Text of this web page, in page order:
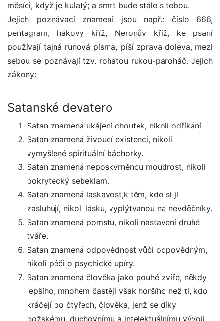
měsíci, když je kulatý; a smrt bude stále s tebou.
Jejich poznávací znamení jsou např.: číslo 666,
pentagram, hákový kříž, Neronův kříž, ke psaní
používají tajná runová písma, píší zprava doleva, mezi
sebou se poznávají tzv. rohatou rukou-paroháč. Jejich
zákony:
Satanské devatero
Satan znamená ukájení choutek, nikoli odříkání.
Satan znamená živoucí existenci, nikoli
vymyšlené spirituální báchorky.
Satan znamená neposkvrněnou moudrost, nikoli
pokrytecký sebeklam.
Satan znamená laskavost,k těm, kdo si ji
zasluhují, nikoli lásku, vyplýtvanou na nevděčníky.
Satan znamená pomstu, nikoli nastavení druhé
tváře.
Satan znamená odpovědnost vůči odpovědným,
nikoli péči o psychické upíry.
Satan znamená člověka jako pouhé zvíře, někdy
lepšího, mnohem častěji však horšího než ti, kdo
kráčejí po čtyřech, člověka, jenž se díky
božskému, duchovnímu a intelektuálnímu vývoji